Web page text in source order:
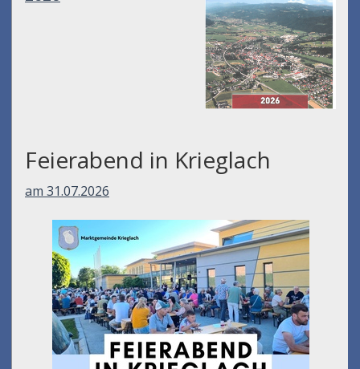
Feierabend in Krieglach
am 31.07.2026